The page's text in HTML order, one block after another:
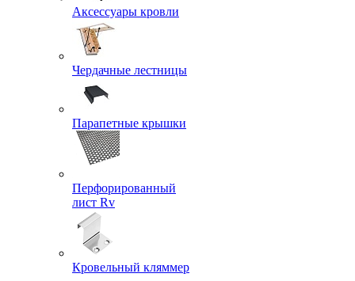
Аксессуары кровли
Чердачные лестницы
Парапетные крышки
Перфорированный
лист Rv
Кровельный кляммер